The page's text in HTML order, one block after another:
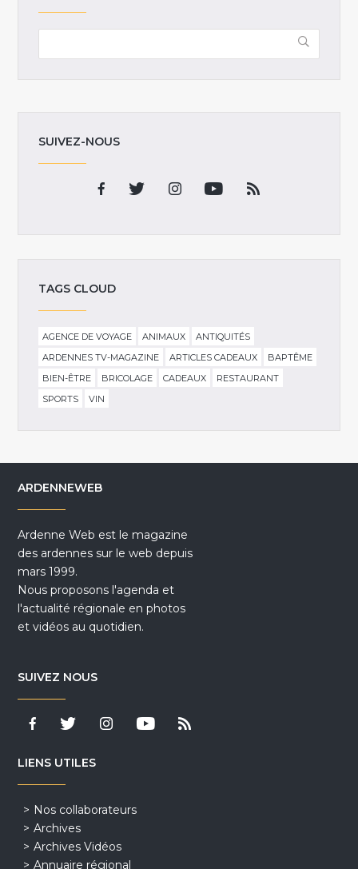
SUIVEZ-NOUS
TAGS CLOUD
AGENCE DE VOYAGE ANIMAUX
ANTIQUITÉS
ARDENNES TV-MAGAZINE
ARTICLES CADEAUX
BAPTÊME
BIEN-ÊTRE
BRICOLAGE CADEAUX
RESTAURANT
SPORTS
VIN
ARDENNEWEB
Ardenne Web est le magazine
des ardennes sur le web depuis
mars 1999.
Nous proposons l'agenda et
l'actualité régionale en photos
et vidéos au quotidien.
SUIVEZ NOUS
LIENS UTILES
Nos collaborateurs
Archives
Archives Vidéos
Annuaire régional